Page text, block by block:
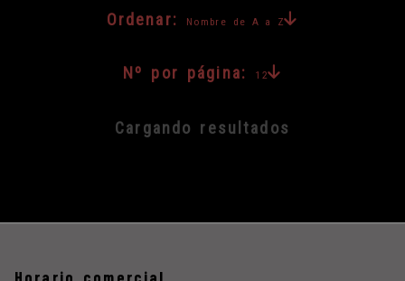
Ordenar: Nombre de A a Z
Nº por página: 12
Cargando resultados
Horario comercial